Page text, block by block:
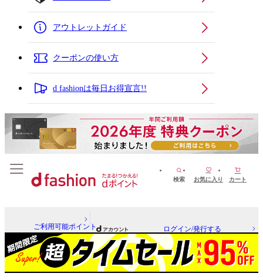
アウトレットガイド
クーポンの使い方
d fashionは毎日お得宣言!!
検索 お気に入り カート
ご利用可能ポイント ログイン/発行する